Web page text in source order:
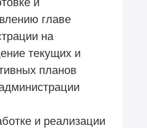
главе
на
текущих и
планов
и реализации